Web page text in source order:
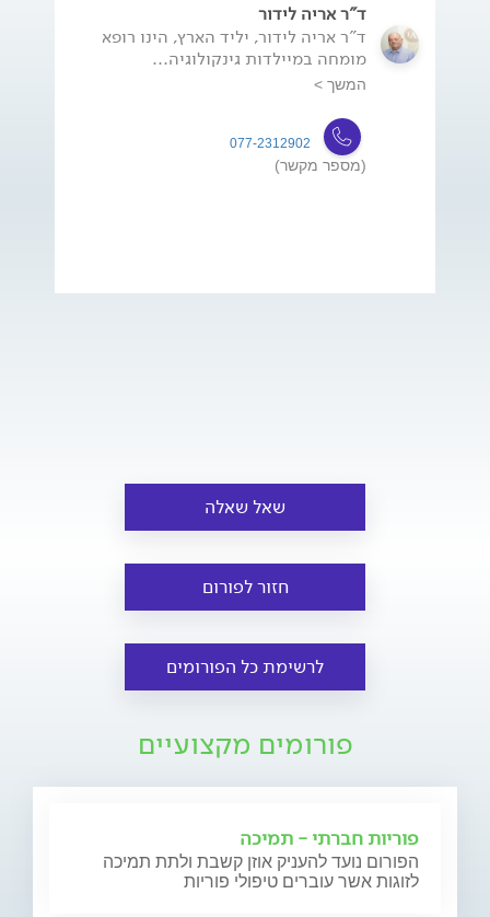
ד"ר אריה לידור
ד"ר אריה לידור, יליד הארץ, הינו רופא
מומחה במיילדות גינקולוגיה...
המשך >
077-2312902
(מספר מקשר)
שאל שאלה
חזור לפורום
לרשימת כל הפורומים
פורומים מקצועיים
פוריות חברתי - תמיכה
הפורום נועד להעניק אוזן קשבת ולתת תמיכה
לזוגות אשר עוברים טיפולי פוריות